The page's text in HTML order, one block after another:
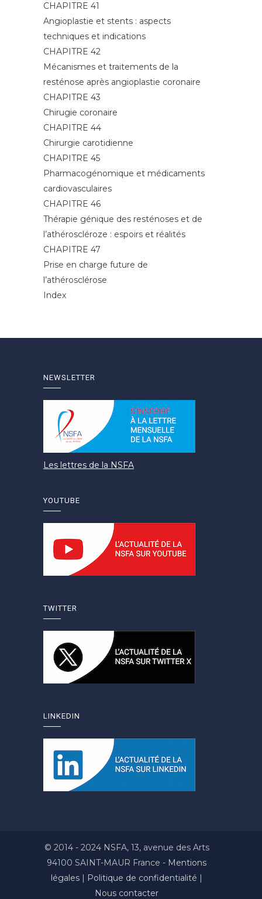
CHAPITRE 41
Angioplastie et stents : aspects
techniques et indications
CHAPITRE 42
Mécanismes et traitements de la
resténose après angioplastie coronaire
CHAPITRE 43
Chirugie coronaire
CHAPITRE 44
Chirurgie carotidienne
CHAPITRE 45
Pharmacogénomique et médicaments
cardiovasculaires
CHAPITRE 46
Thérapie génique des resténoses et de
l’athéroscléroze : espoirs et réalités
CHAPITRE 47
Prise en charge future de
l’athérosclérose
Index
NEWSLETTER
Les lettres de la NSFA
YOUTUBE
TWITTER
LINKEDIN
© 2014 - 2024 NSFA, 13, avenue des Arts
94100 SAINT-MAUR France - Mentions
légales | Politique de confidentialité |
Nous contacter